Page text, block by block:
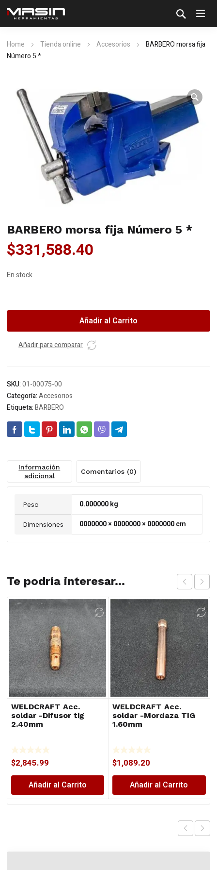
Home Tienda online Accesorios
BARBERO morsa fija
Número 5 *
BARBERO morsa fija Número 5 *
$331,588.40
En stock
fija
Añadir al Carrito
Añadir para comparar
SKU:01-00075-00
Categoría:Accesorios
Etiqueta:BARBERO
Información
adicional
Comentarios (0)
Peso 0.000000 kg
Dimensiones 0000000 × 0000000 × 0000000 cm
Te podría interesar...
WELDCRAFT Acc.
soldar -Difusor tig
2.40mm
$2,845.99
Añadir al Carrito
WELDCRAFT Acc.
soldar -Mordaza TIG
1.60mm
$1,089.20
Añadir al Carrito